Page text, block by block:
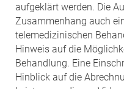
aufgeklärt werden. Die
Zusammenhang auch
telemedizinischen
Hinweis auf die
Behandlung. Eine
Hinblick auf die